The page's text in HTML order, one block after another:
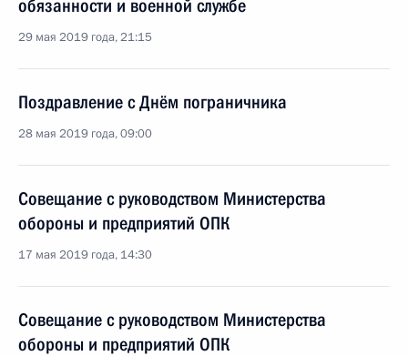
обязанности и военной службе
29 мая 2019 года, 21:15
Поздравление с Днём пограничника
28 мая 2019 года, 09:00
Совещание с руководством Министерства
обороны и предприятий ОПК
17 мая 2019 года, 14:30
Совещание с руководством Министерства
обороны и предприятий ОПК